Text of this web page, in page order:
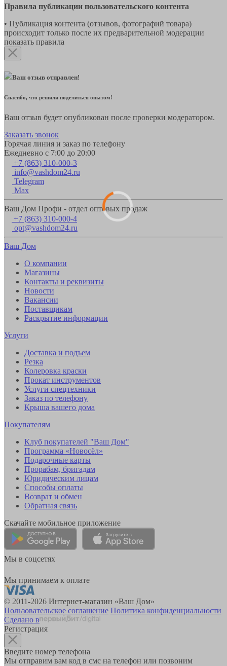
Правила публикации пользовательского контента
• Публикация контента (отзывов, фотографий товара)
происходит только после их предварительной модерации
показать правила
Ваш отзыв отправлен!
Спасибо, что решили поделиться опытом!
Ваш отзыв будет опубликован после проверки модератором.
Заказать звонок
Горячая линия и заказ по телефону
Ежедневно с 7:00 до 20:00
+7 (863) 310-000-3
info@vashdom24.ru
Telegram
Max
Ваш Дом Профи - отдел оптовых продаж
+7 (863) 310-000-4
opt@vashdom24.ru
Ваш Дом
О компании
Магазины
Контакты и реквизиты
Новости
Вакансии
Поставщикам
Раскрытие информации
Услуги
Доставка и подъем
Резка
Колеровка краски
Прокат инструментов
Услуги спецтехники
Заказ по телефону
Крыша вашего дома
Покупателям
Клуб покупателей "Ваш Дом"
Программа «Новосёл»
Подарочные карты
Прорабам, бригадам
Юридическим лицам
Способы оплаты
Возврат и обмен
Обратная связь
Скачайте мобильное приложение
Мы в соцсетях
Мы принимаем к оплате
© 2011-2026 Интернет-магазин «Ваш Дом»
Пользовательское соглашение Политика конфиденциальности
Сделано в
Регистрация
Введите номер телефона
Мы отправим вам код в смс на телефон или позвоним